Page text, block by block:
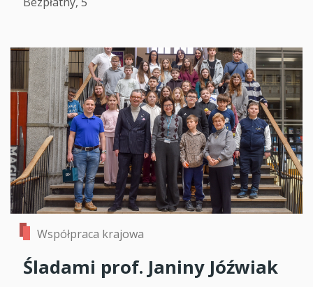
Współpraca krajowa
Śladami prof. Janiny Jóźwiak